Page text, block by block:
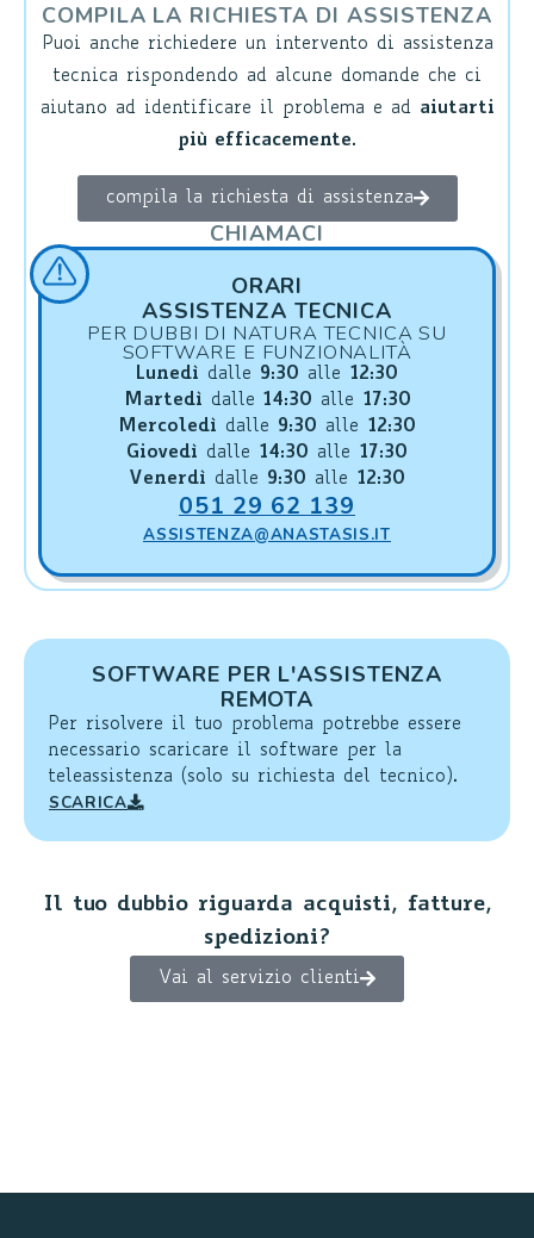
COMPILA LA RICHIESTA DI ASSISTENZA
Puoi anche richiedere un intervento di assistenza
tecnica rispondendo ad alcune domande che ci
aiutano ad identificare il problema e ad aiutarti
più efficacemente.
compila la richiesta di assistenza
CHIAMACI
ORARI
ASSISTENZA TECNICA
PER DUBBI DI NATURA TECNICA SU
SOFTWARE E FUNZIONALITÀ
Lunedì dalle 9:30 alle
12:30
Martedì dalle 14:30 alle
17:30
Mercoledì dalle 9:30 alle
12:30
Giovedì dalle 14:30 alle
17:30
Venerdì dalle 9:30 alle 12:30
051 29 62 139
ASSISTENZA@ANASTASIS.IT
SOFTWARE PER L'ASSISTENZA
REMOTA
Per risolvere il tuo problema potrebbe essere
necessario scaricare il software per la
teleassistenza (solo su richiesta del tecnico).
SCARICA
Il tuo dubbio riguarda acquisti, fatture,
spedizioni?
Vai al servizio clienti